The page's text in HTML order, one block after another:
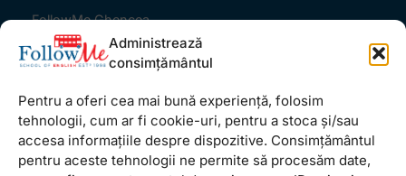
Administrează
consimțământul
Pentru a oferi cea mai bună experiență, folosim
tehnologii, cum ar fi cookie-uri, pentru a stoca și/sau
accesa informațiile despre dispozitive. Consimțământul
pentru aceste tehnologii ne permite să procesăm date,
FollowMe Ghencea
FollowMe Titan
Informații Utile
Regulament FollowMe
Structură an școlar